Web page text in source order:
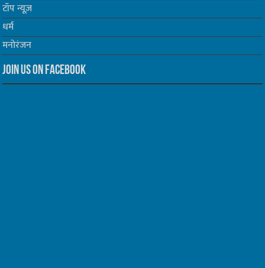
टॉप न्यूज़
धर्म
मनोरंजन
Join us on Facebook